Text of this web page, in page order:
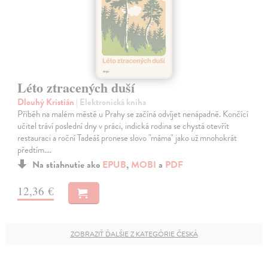
Léto ztracených duší
Dlouhý Kristián | Elektronická kniha
Příběh na malém městě u Prahy se začíná odvíjet nenápadně. Končící
učitel tráví poslední dny v práci, indická rodina se chystá otevřít
restauraci a roční Tadeáš pronese slovo "máma" jako už mnohokrát
předtím.…
Na stiahnutie ako EPUB, MOBI a PDF
12,36 €
ZOBRAZIŤ ĎALŠIE Z KATEGÓRIE ČESKÁ